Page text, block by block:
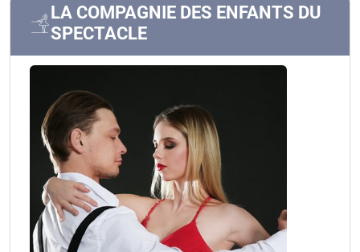
LA COMPAGNIE DES ENFANTS DU
SPECTACLE